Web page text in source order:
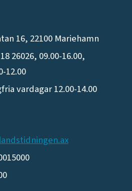
16, 22100 Mariehamn
26026, 09.00-16.00,
12.00
vardagar 12.00-14.00